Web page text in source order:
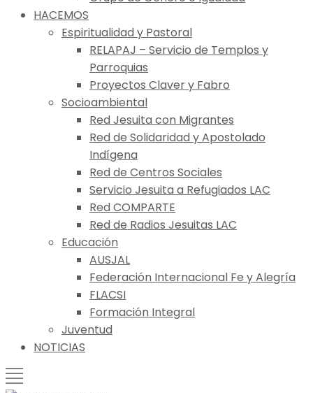
HACEMOS
Espiritualidad y Pastoral
RELAPAJ – Servicio de Templos y
Parroquias
Proyectos Claver y Fabro
Socioambiental
Red Jesuita con Migrantes
Red de Solidaridad y Apostolado
Indígena
Red de Centros Sociales
Servicio Jesuita a Refugiados LAC
Red COMPARTE
Red de Radios Jesuitas LAC
Educación
AUSJAL
Federación Internacional Fe y Alegría
FLACSI
Formación Integral
Juventud
NOTICIAS